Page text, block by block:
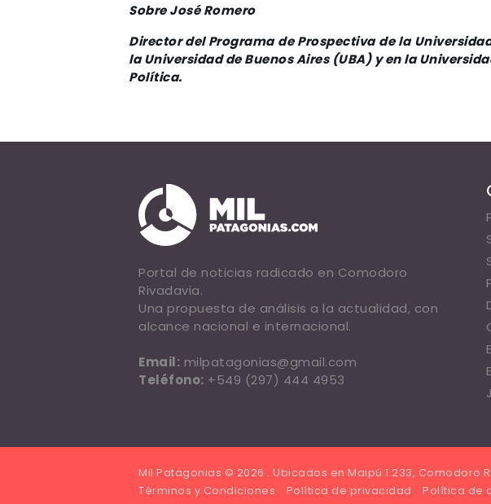
Sobre José Romero
Director del Programa de Prospectiva de la
la Universidad de Buenos Aires (UBA) y en la
Política.
Portal de noticias radicado en Comodoro
Rivadavia.
Una propuesta de análisis a la actualidad, con
alcance nacional e internacional.
Email: milpatagonias@gmail.com
Teléfono: +549 (297) 444 4953
Mil Patagonias © 2026 . Ubicados en Maipú 1.233, Comodoro
Términos y Condiciones
Política de privacidad Política de